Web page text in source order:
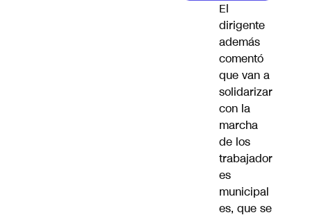
El
dirigente
además
comentó
que van a
solidarizar
con la
marcha
de los
trabajador
es
municipal
es, que se